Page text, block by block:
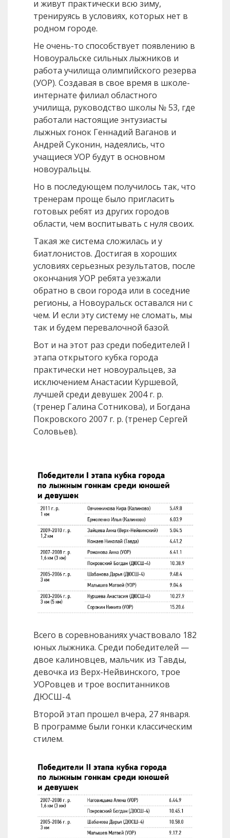
и живут практически всю зиму,
тренируясь в условиях, которых нет в
родном городе.
Не очень-то способствует появлению в
Новоуральске сильных лыжников и
работа училища олимпийского резерва
(УОР). Создавая в свое время в школе-
интернате филиал областного
училища, руководство школы № 53, где
работали настоящие энтузиасты
лыжных гонок Геннадий Ваганов и
Андрей Суконин, надеялись, что
учащиеся УОР будут в основном
новоуральцы.
Но в последующем получилось так, что
тренерам проще было пригласить
готовых ребят из других городов
области, чем воспитывать с нуля своих.
Такая же система сложилась и у
биатлонистов. Достигая в хороших
условиях серьезных результатов, после
окончания УОР ребята уезжали
обратно в свои города или в соседние
регионы, а Новоуральск оставался ни с
чем. И если эту систему не сломать, мы
так и будем перевалочной базой.
Вот и на этот раз среди победителей I
этапа открытого кубка города
практически нет новоуральцев, за
исключением Анастасии Куршевой,
лучшей среди девушек 2004 г. р.
(тренер Галина Сотникова), и Богдана
Покровского 2007 г. р. (тренер Сергей
Соловьев).
Всего в соревнованиях участвовало 182
юных лыжника. Среди победителей —
двое калиновцев, мальчик из Тавды,
девочка из Верх-Нейвинского, трое
УОРовцев и трое воспитанников
ДЮСШ-4.
Второй этап прошел вчера, 27 января.
В программе были гонки классическим
стилем.